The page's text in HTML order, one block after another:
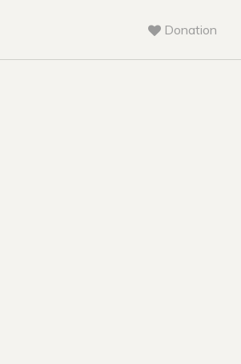
Donation